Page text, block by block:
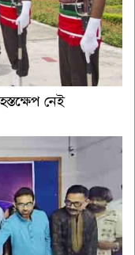
নেই